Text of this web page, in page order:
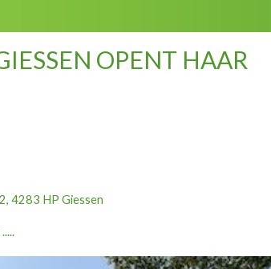
OPENT HAAR
4283 HP Giessen